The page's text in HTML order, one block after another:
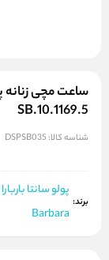
SB.10.1169.5
شناسه کالا: DSPSB035
برند:
Barbara